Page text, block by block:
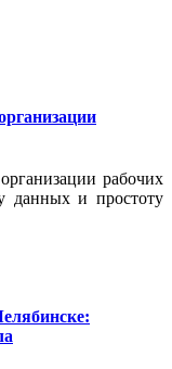
рабочих
данных и простоту